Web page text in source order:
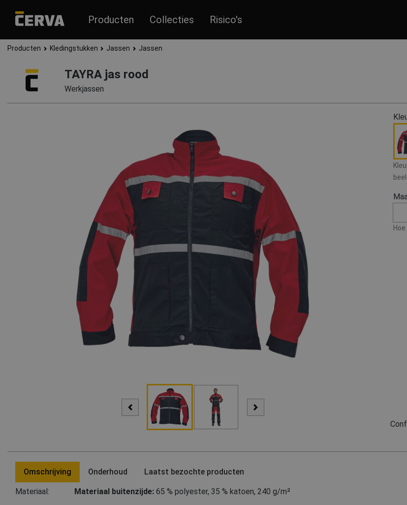
Producten Collecties Risico's
Producten Kledingstukken Jassen Jassen
TAYRA jas rood
Werkjassen
Omschrijving Onderhoud Laatst bezochte producten
Materiaal: Materiaal buitenzijde: 65 % polyester, 35 % katoen, 240 g/m²